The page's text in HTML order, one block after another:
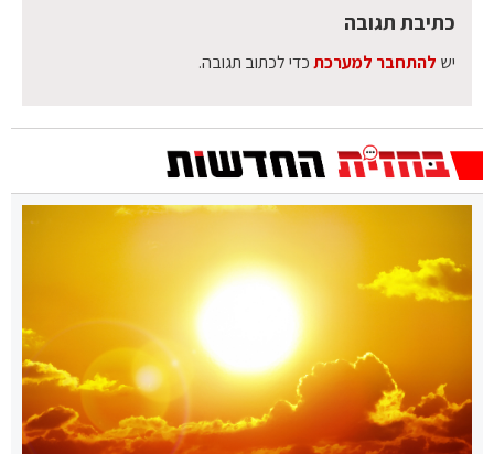
כתיבת תגובה
יש להתחבר למערכתכדי לכתוב תגובה.